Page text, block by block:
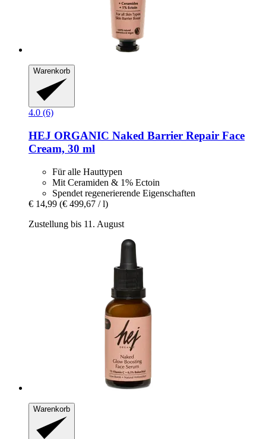
Warenkorb
4.0 (6)
HEJ ORGANIC Naked Barrier Repair Face
Cream, 30 ml
Für alle Hauttypen
Mit Ceramiden & 1% Ectoin
Spendet regenerierende Eigenschaften
€ 14,99 (€ 499,67 / l)
Zustellung bis 11. August
Warenkorb